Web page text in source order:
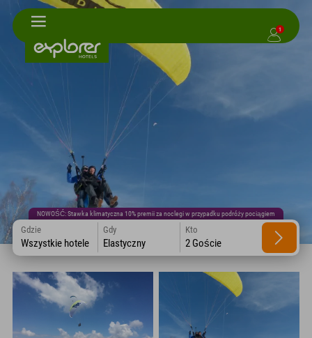
1
NOWOŚĆ: Stawka klimatyczna 10% premii za noclegi w przypadku podróży pociągiem
Gdzie
Wszystkie hotele
Gdy
Elastyczny
Kto
2 Goście